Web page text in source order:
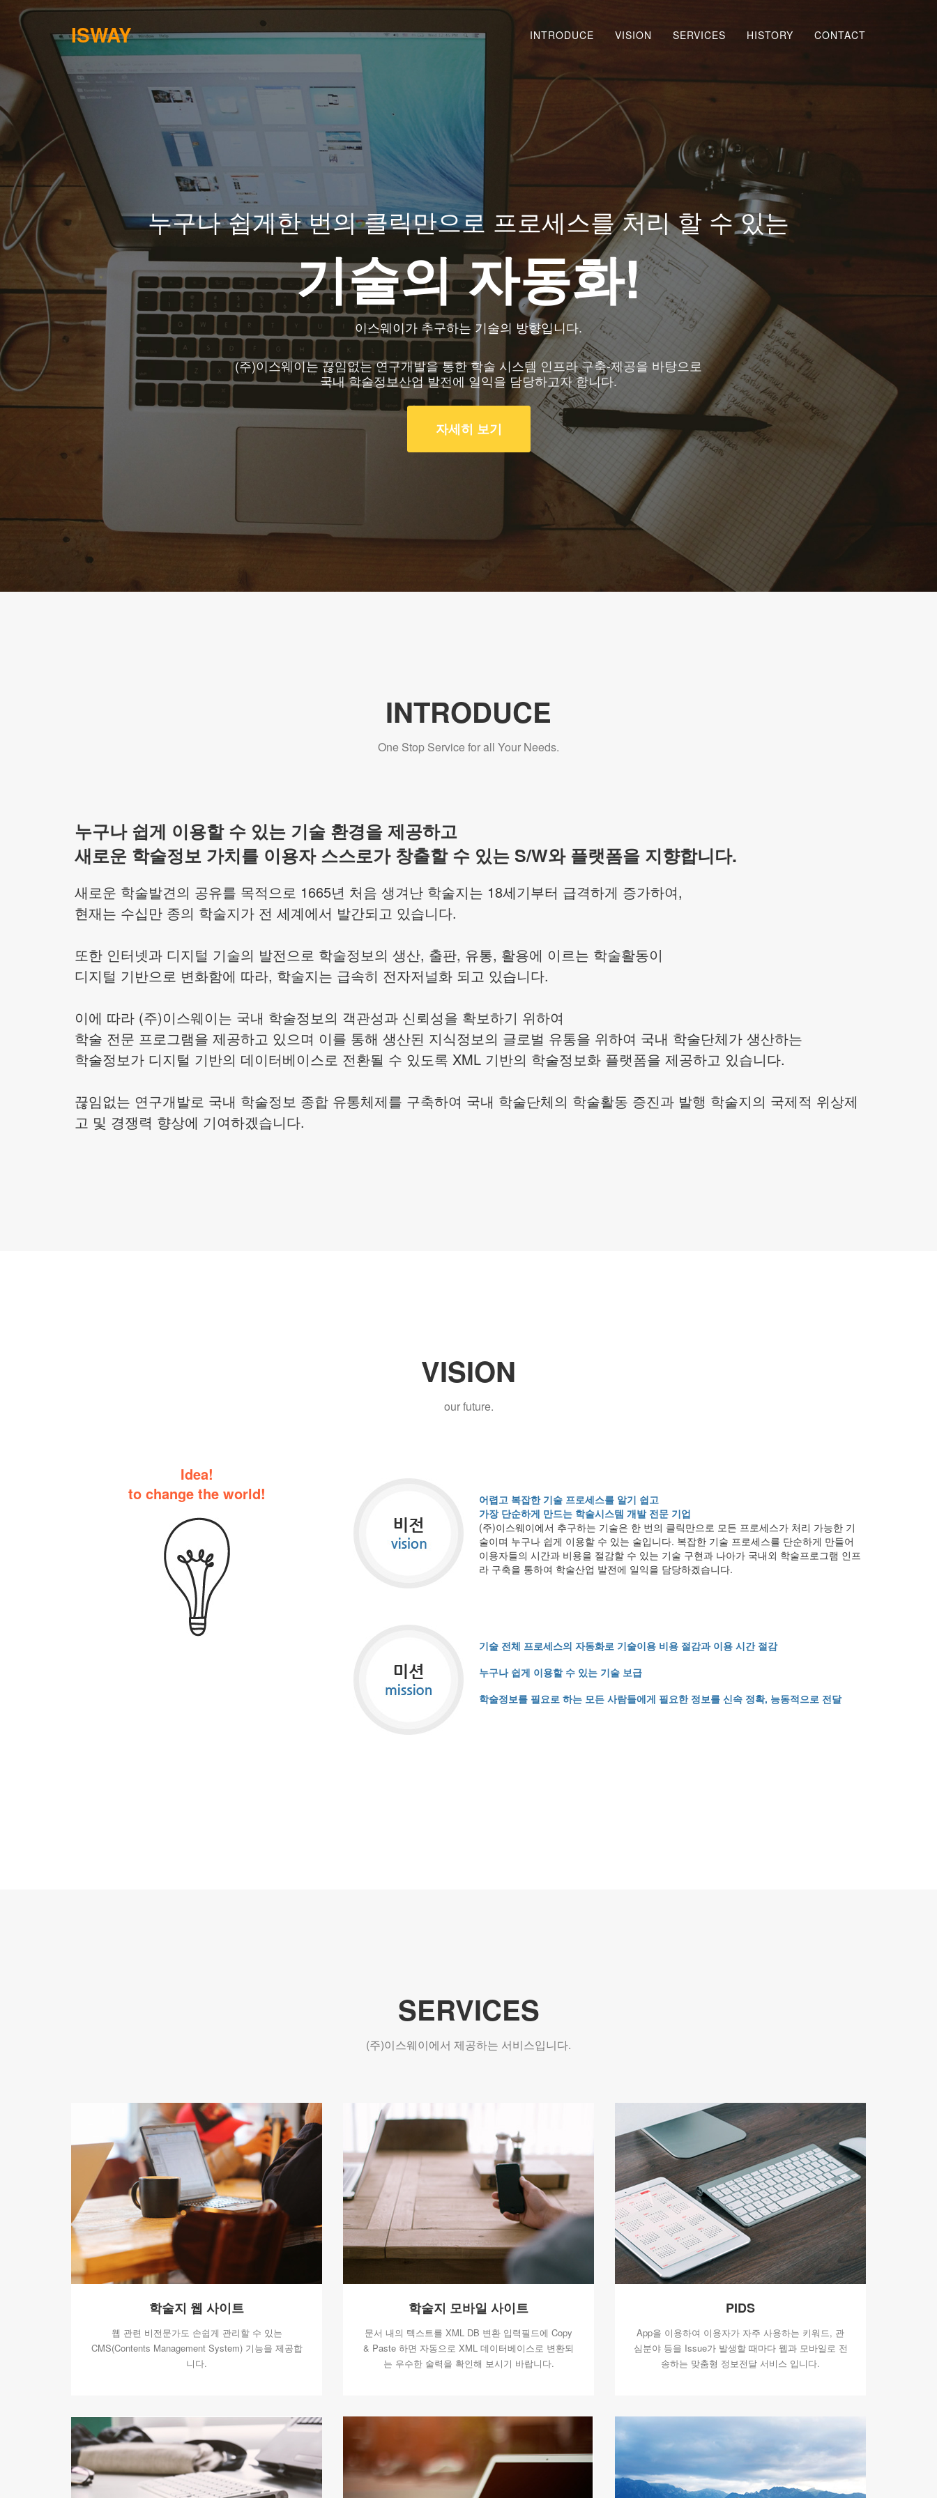
ISWAY INTRODUCE VISION SERVICES HISTORY CONTACT
누구나 쉽게한 번의 클릭만으로 프로세스를 처리 할 수 있는
기술의 자동화!
이스웨이가 추구하는 기술의 방향입니다.
(주)이스웨이는 끊임없는 연구개발을 통한 학술 시스템 인프라 구축-제공을 바탕으로
국내 학술정보산업 발전에 일익을 담당하고자 합니다.
자세히 보기
INTRODUCE
One Stop Service for all Your Needs.
누구나 쉽게 이용할 수 있는 기술 환경을 제공하고
새로운 학술정보 가치를 이용자 스스로가 창출할 수 있는 S/W와 플랫폼을 지향합니다.
새로운 학술발견의 공유를 목적으로 1665년 처음 생겨난 학술지는 18세기부터 급격하게 증가하여,
현재는 수십만 종의 학술지가 전 세계에서 발간되고 있습니다.
또한 인터넷과 디지털 기술의 발전으로 학술정보의 생산, 출판, 유통, 활용에 이르는 학술활동이
디지털 기반으로 변화함에 따라, 학술지는 급속히 전자저널화 되고 있습니다.
이에 따라 (주)이스웨이는 국내 학술정보의 객관성과 신뢰성을 확보하기 위하여
학술 전문 프로그램을 제공하고 있으며 이를 통해 생산된 지식정보의 글로벌 유통을 위하여 국내 학술단체가 생산하는
학술정보가 디지털 기반의 데이터베이스로 전환될 수 있도록 XML 기반의 학술정보화 플랫폼을 제공하고 있습니다.
끊임없는 연구개발로 국내 학술정보 종합 유통체제를 구축하여 국내 학술단체의 학술활동 증진과 발행 학술지의 국제적 위상제
고 및 경쟁력 향상에 기여하겠습니다.
VISION
our future.
Idea!
to change the world!
어렵고 복잡한 기술 프로세스를 알기 쉽고
가장 단순하게 만드는 학술시스템 개발 전문 기업
(주)이스웨이에서 추구하는 기술은 한 번의 클릭만으로 모든 프로세스가 처리 가능한 기
술이며 누구나 쉽게 이용할 수 있는 술입니다. 복잡한 기술 프로세스를 단순하게 만들어
이용자들의 시간과 비용을 절감할 수 있는 기술 구현과 나아가 국내외 학술프로그램 인프
라 구축을 통하여 학술산업 발전에 일익을 담당하겠습니다.
기술 전체 프로세스의 자동화로 기술이용 비용 절감과 이용 시간 절감
누구나 쉽게 이용할 수 있는 기술 보급
학술정보를 필요로 하는 모든 사람들에게 필요한 정보를 신속 정확, 능동적으로 전달
SERVICES
(주)이스웨이에서 제공하는 서비스입니다.
학술지 웹 사이트
웹 관련 비전문가도 손쉽게 관리할 수 있는
CMS(Contents Management System) 기능을 제공합
니다.
학술지 모바일 사이트
문서 내의 텍스트를 XML DB 변환 입력필드에 Copy
& Paste 하면 자동으로 XML 데이터베이스로 변환되
는 우수한 술력을 확인해 보시기 바랍니다.
PIDS
App을 이용하여 이용자가 자주 사용하는 키워드, 관
심분야 등을 Issue가 발생할 때마다 웹과 모바일로 전
송하는 맞춤형 정보전달 서비스 입니다.